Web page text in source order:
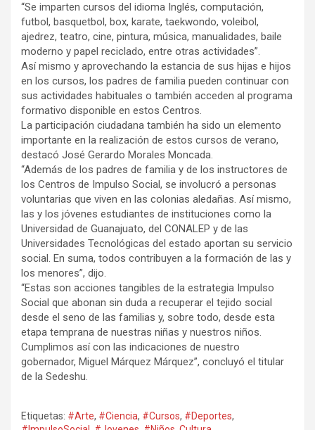
“Se imparten cursos del idioma Inglés, computación,
futbol, basquetbol, box, karate, taekwondo, voleibol,
ajedrez, teatro, cine, pintura, música, manualidades, baile
moderno y papel reciclado, entre otras actividades”.
Así mismo y aprovechando la estancia de sus hijas e hijos
en los cursos, los padres de familia pueden continuar con
sus actividades habituales o también acceden al programa
formativo disponible en estos Centros.
La participación ciudadana también ha sido un elemento
importante en la realización de estos cursos de verano,
destacó José Gerardo Morales Moncada.
“Además de los padres de familia y de los instructores de
los Centros de Impulso Social, se involucró a personas
voluntarias que viven en las colonias aledañas. Así mismo,
las y los jóvenes estudiantes de instituciones como la
Universidad de Guanajuato, del CONALEP y de las
Universidades Tecnológicas del estado aportan su servicio
social. En suma, todos contribuyen a la formación de las y
los menores”, dijo.
“Estas son acciones tangibles de la estrategia Impulso
Social que abonan sin duda a recuperar el tejido social
desde el seno de las familias y, sobre todo, desde esta
etapa temprana de nuestras niñas y nuestros niños.
Cumplimos así con las indicaciones de nuestro
gobernador, Miguel Márquez Márquez”, concluyó el titular
de la Sedeshu.
Etiquetas: #Arte, #Ciencia, #Cursos, #Deportes,